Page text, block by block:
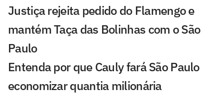
Justiça rejeita pedido do Flamengo e
mantém Taça das Bolinhas com o São
Paulo
Entenda por que Cauly fará São Paulo
economizar quantia milionária